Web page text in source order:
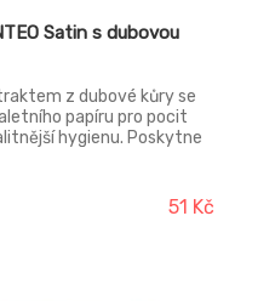
Satin s dubovou
z dubové kůry se
papíru pro pocit
hygienu. Poskytne
51 Kč